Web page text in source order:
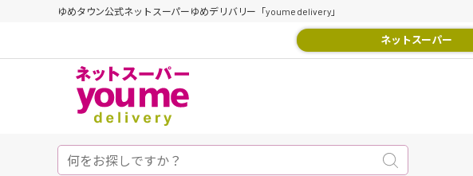
ゆめタウン公式ネットスーパーゆめデリバリー「youme delivery」
ネットスーパー